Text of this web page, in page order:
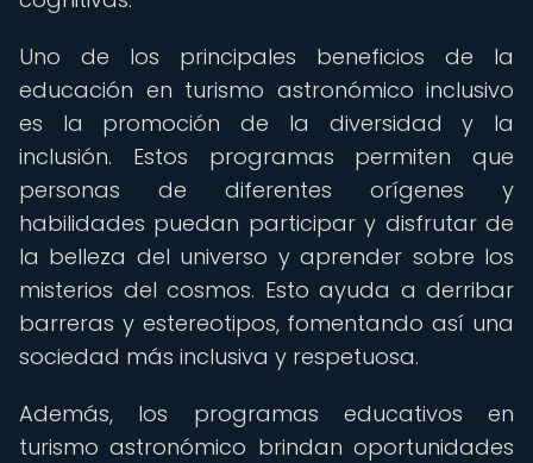
Uno de los principales beneficios de la
educación en turismo astronómico inclusivo
es la promoción de la diversidad y la
inclusión. Estos programas permiten que
personas de diferentes orígenes y
habilidades puedan participar y disfrutar de
la belleza del universo y aprender sobre los
misterios del cosmos. Esto ayuda a derribar
barreras y estereotipos, fomentando así una
sociedad más inclusiva y respetuosa.
Además, los programas educativos en
turismo astronómico brindan oportunidades